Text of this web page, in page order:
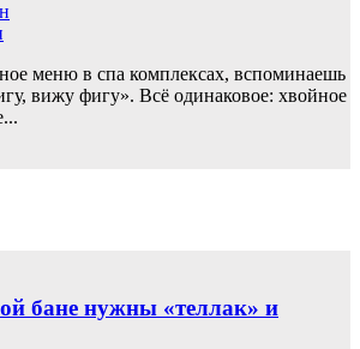
меню в спа комплексах, вспоминаешь
вижу фигу». Всё одинаковое: хвойное
бане нужны «теллак» и